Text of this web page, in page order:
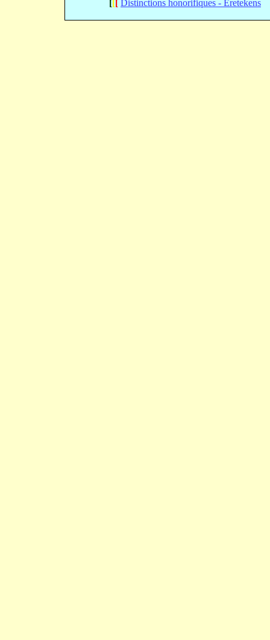
[[[ Distinctions honorifiques - Eretekens